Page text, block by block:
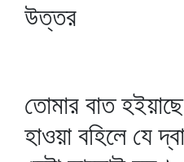
উত্তর
তোমার বাত
হাওয়া বহিলে যে